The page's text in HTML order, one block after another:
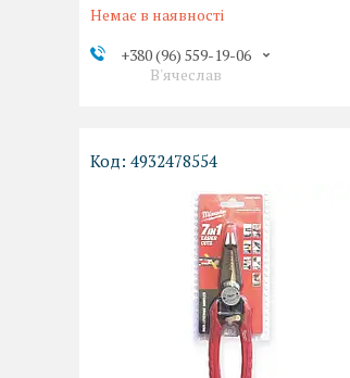
Немає в наявності
+380 (96) 559-19-06
В'ячеслав
4932478554